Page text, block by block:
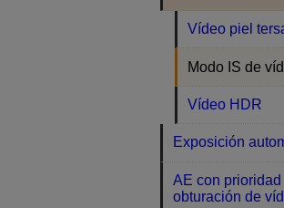
Vídeo piel
Modo IS de
Vídeo HDR
Exposición
AE con
obturación de